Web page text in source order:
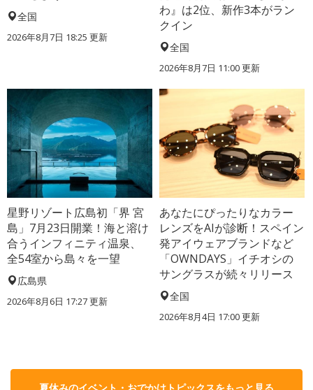
全国
2026年8月7日 18:25 更新
わ』は2位、新作3本がラン
クイン
全国
2026年8月7日 11:00更新
星野リゾート広島初「界 宮
島」7月23日開業！海と溶け
合うインフィニティ温泉、
全54室から島々を一望
広島県
2026年8月6日 17:27更新
あなたにぴったりなカラー
レンズをAIが診断！スペイン
発アイウェアブランドなど
「OWNDAYS」イチオシの
サングラスが続々リリース
全国
2026年8月4日 17:00更新